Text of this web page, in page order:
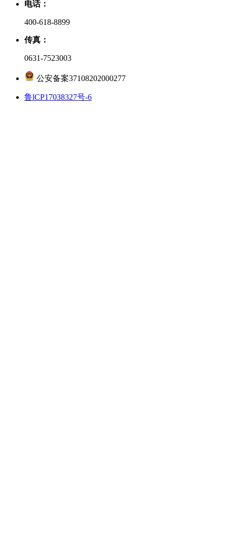
电话：
400-618-8899
传真：
0631-7523003
公安备案37108202000277
鲁lCP17038327号-6